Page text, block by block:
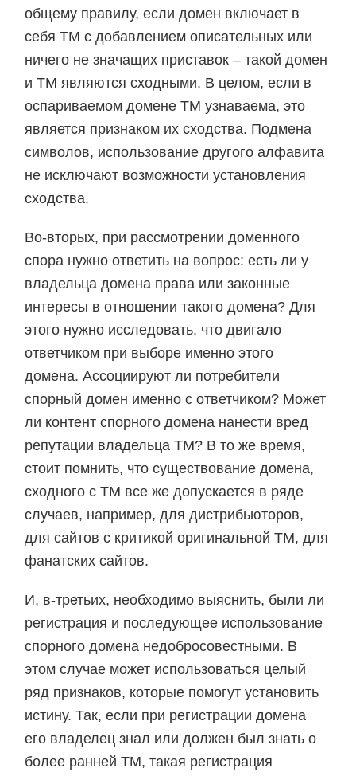
общему правилу, если домен включает в
себя ТМ с добавлением описательных или
ничего не значащих приставок – такой домен
и ТМ являются сходными. В целом, если в
оспариваемом домене ТМ узнаваема, это
является признаком их сходства. Подмена
символов, использование другого алфавита
не исключают возможности установления
сходства.
Во-вторых, при рассмотрении доменного
спора нужно ответить на вопрос: есть ли у
владельца домена права или законные
интересы в отношении такого домена? Для
этого нужно исследовать, что двигало
ответчиком при выборе именно этого
домена. Ассоциируют ли потребители
спорный домен именно с ответчиком? Может
ли контент спорного домена нанести вред
репутации владельца ТМ? В то же время,
стоит помнить, что существование домена,
сходного с ТМ все же допускается в ряде
случаев, например, для дистрибьюторов,
для сайтов с критикой оригинальной ТМ, для
фанатских сайтов.
И, в-третьих, необходимо выяснить, были ли
регистрация и последующее использование
спорного домена недобросовестными. В
этом случае может использоваться целый
ряд признаков, которые помогут установить
истину. Так, если при регистрации домена
его владелец знал или должен был знать о
более ранней ТМ, такая регистрация